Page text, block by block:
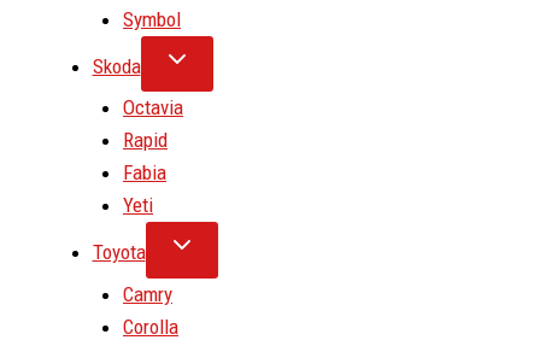
Symbol
Skoda
Octavia
Rapid
Fabia
Yeti
Toyota
Camry
Corolla